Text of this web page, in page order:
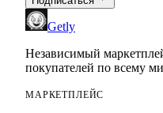
Getly
Независимый
покупателей по всему
МАРКЕТПЛЕЙС